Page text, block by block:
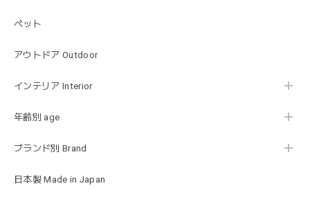
ペット
アウトドア Outdoor
インテリア Interior
年齢別 age
ブランド別 Brand
日本製 Made in Japan
お砂場セットや木のおもちゃ、ニット帽にTシャツにサング
た…！✨どれも使いやすいベーシックな色味のものたちで、
すぐに使い始めました。今年もまた購入したいと思える最高